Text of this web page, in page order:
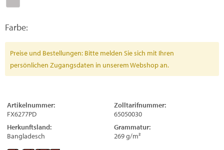
Farbe:
Preise und Bestellungen: Bitte melden Sie sich mit Ihren
persönlichen Zugangsdaten in unserem Webshop an.
Artikelnummer:
FX6277PD
Zolltarifnummer:
65050030
Herkunftsland:
Bangladesch
Grammatur:
269 g/m²